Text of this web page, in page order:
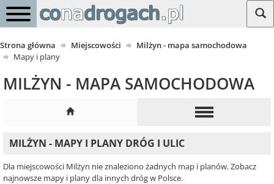
Strona główna Miejscowości
Milżyn - mapa samochodowa
Mapy i plany
MILŻYN - MAPA SAMOCHODOWA
MILŻYN - MAPY I PLANY DRÓG I ULIC
Dla miejscowości Milżyn nie znaleziono żadnych map i planów. Zobacz
najnowsze mapy i plany dla innych dróg w Polsce.